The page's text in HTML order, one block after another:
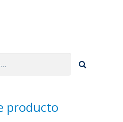
producto